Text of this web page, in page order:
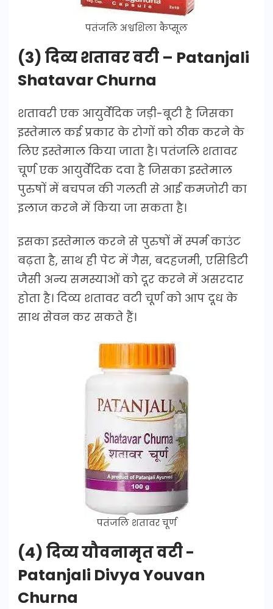
पतंजलि अश्वशिला कैप्सूल
(3) दिव्य शतावर वटी – Patanjali
Shatavar Churna
शतावरी एक आयुर्वेदिक जड़ी-बूटी है जिसका
इस्तेमाल कई प्रकार के रोगों को ठीक करने के
लिए इस्तेमाल किया जाता है। पतंजलि शतावर
चूर्ण एक आयुर्वेदिक दवा है जिसका इस्तेमाल
पुरुषों में बचपन की गलती से आई कमजोरी का
इलाज करने में किया जा सकता है।
इसका इस्तेमाल करने से पुरुषों में स्पर्म काउंट
बढ़ता है, साथ ही पेट में गैस, बदहजमी, एसिडिटी
जैसी अन्य समस्याओं को दूर करने में असरदार
होता है। दिव्य शतावर वटी चूर्ण को आप दूध के
साथ सेवन कर सकते हैं।
पतंजलि शतावर चूर्ण
(4) दिव्य यौवनामृत वटी -
Patanjali Divya Youvan
Churna